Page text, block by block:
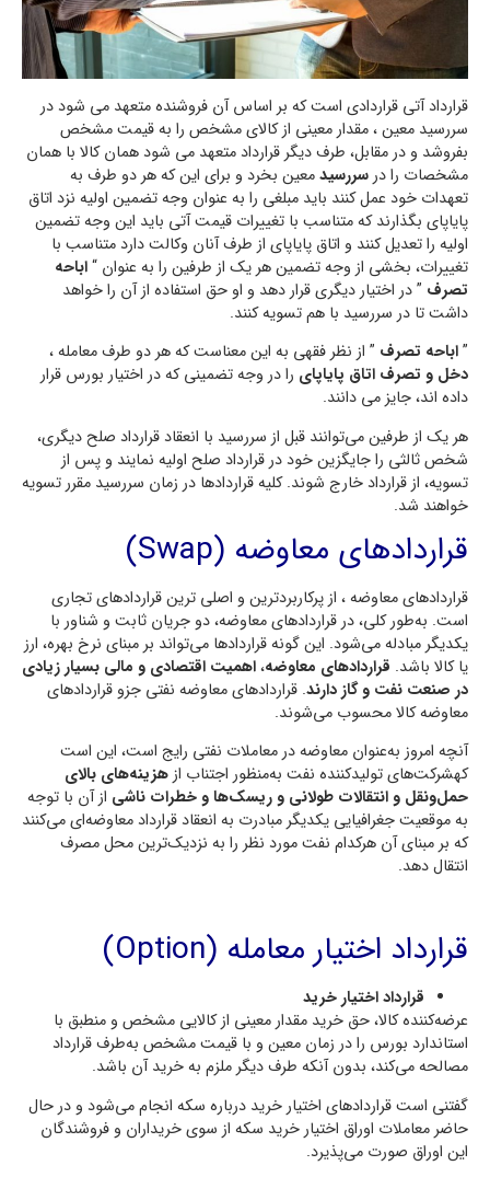
قرارداد آتی قراردادی است که بر اساس آن فروشنده متعهد می شود در
سررسید معین ، مقدار معینی از کالای مشخص را به قیمت مشخص
بفروشد و در مقابل، طرف دیگر قرارداد متعهد می شود همان کالا با همان
مشخصات را درسررسیدمعین بخرد و برای این که هر دو طرف به
تعهدات خود عمل کنند باید مبلغی را به عنوان وجه تضمین اولیه نزد اتاق
پایاپای بگذارند که متناسب با تغییرات قیمت آتی باید این وجه تضمین
اولیه را تعدیل کنند و اتاق پایاپای از طرف آنان وکالت دارد متناسب با
تغییرات، بخشی از وجه تضمین هر یک از طرفین را به عنوان “اباحه
تصرف ” در اختیار دیگری قرار دهد و او حق استفاده از آن را خواهد
داشت تا در سررسید با هم تسویه کنند.
”اباحه تصرف ” از نظر فقهی به این معناست که هر دو طرف معامله ،
دخل و تصرف اتاق پایاپای را در وجه تضمینی که در اختیار بورس قرار
داده اند، جایز می دانند.
هر یک از طرفین می‌توانند قبل از سررسید با انعقاد قرارداد صلح دیگری،
شخص ثالثی را جایگزین خود در قرارداد صلح اولیه نمایند و پس از
تسویه، از قرارداد خارج شوند. کلیه قراردادها در زمان سررسید مقرر تسویه
خواهند شد.
قراردادهای معاوضه (Swap)
قراردادهای معاوضه ، از پرکاربردترین و اصلی ترین قراردادهای تجاری
است. به‌طور کلی، در قراردادهای معاوضه، دو جریان ثابت و شناور با
یکدیگر مبادله می‌شود. این گونه قراردادها می‌تواند بر مبنای نرخ بهره، ارز
یا کالا باشد. قراردادهای معاوضه،اهمیت اقتصادی و مالی بسیار زیادی
در صنعت نفت و گاز دارند. قراردادهای معاوضه نفتی جزو قراردادهای
معاوضه کالا محسوب می‌شوند.
آنچه امروز به‌عنوان معاوضه در معاملات نفتی رایج است، این است
کهشرکت‌های تولیدکننده نفت به‌منظور اجتناب ازهزینه‌های بالای
حمل‌ونقل و انتقالات طولانی و ریسک‌ها و خطرات ناشی از آن با توجه
به موقعیت جغرافیایی یکدیگر مبادرت به انعقاد قرارداد معاوضه‌ای می‌کنند
که بر مبنای آن هرکدام نفت مورد نظر را به نزدیک‌ترین محل مصرف
انتقال دهد.
قرارداد اختیار معامله (Option)
قرارداد اختیار خرید
عرضه‌کننده کالا، حق خرید مقدار معینی از کالایی مشخص و منطبق با
استاندارد بورس را در زمان معین و با قیمت مشخص به‌طرف قرارداد
مصالحه می‌کند، بدون آنکه طرف دیگر ملزم به خرید آن باشد.
گفتنی است قراردادهای اختیار خرید درباره سکه انجام می‌شود و در حال
حاضر معاملات اوراق اختیار خرید سکه از سوی خریداران و فروشندگان
این اوراق صورت می‌پذیرد.